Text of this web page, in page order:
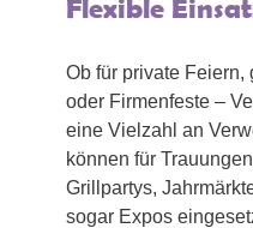
Flexible
Ob für private
oder Firmenfeste –
eine Vielzahl an
können für
Grillpartys,
sogar Expos